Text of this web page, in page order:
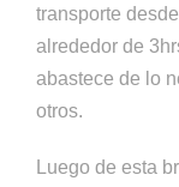
transporte
alrededor de
abastece de lo
otros.
Luego de esta